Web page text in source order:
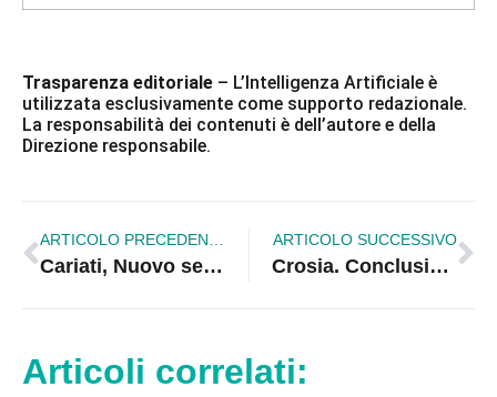
Trasparenza editoriale – L’Intelligenza Artificiale è
utilizzata esclusivamente come supporto redazionale.
La responsabilità dei contenuti è dell’autore e della
Direzione responsabile.
Cariati, Nuovo servizio di raccolta per i rifiuti ingombranti
ARTICOLO SUCCESSIVO
Crosia. Conclusione col botto per la prima rassegna fotografica “Emozione foto crosimirtese”
Articoli correlati: